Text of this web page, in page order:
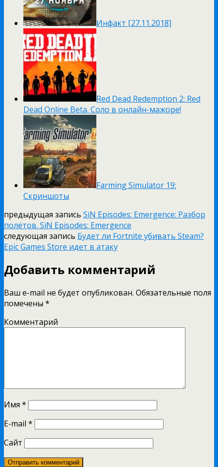
Инфакт [27.11.2018]
Red Dead Redemption 2: Red
Dead Online Beta. Соло в онлайн-мажоре!
Farming Simulator 19:
Скриншоты
предыдущая запись SiN Episodes: Emergence: Разбор
полётов. SiN Episodes: Emergence
следующая запись Будет ли Fortnite убивать Steam?
Epic Games Store идет в атаку
Добавить комментарий
Ваш e-mail не будет опубликован. Обязательные поля
помечены *
Комментарий
Имя *
E-mail *
Сайт